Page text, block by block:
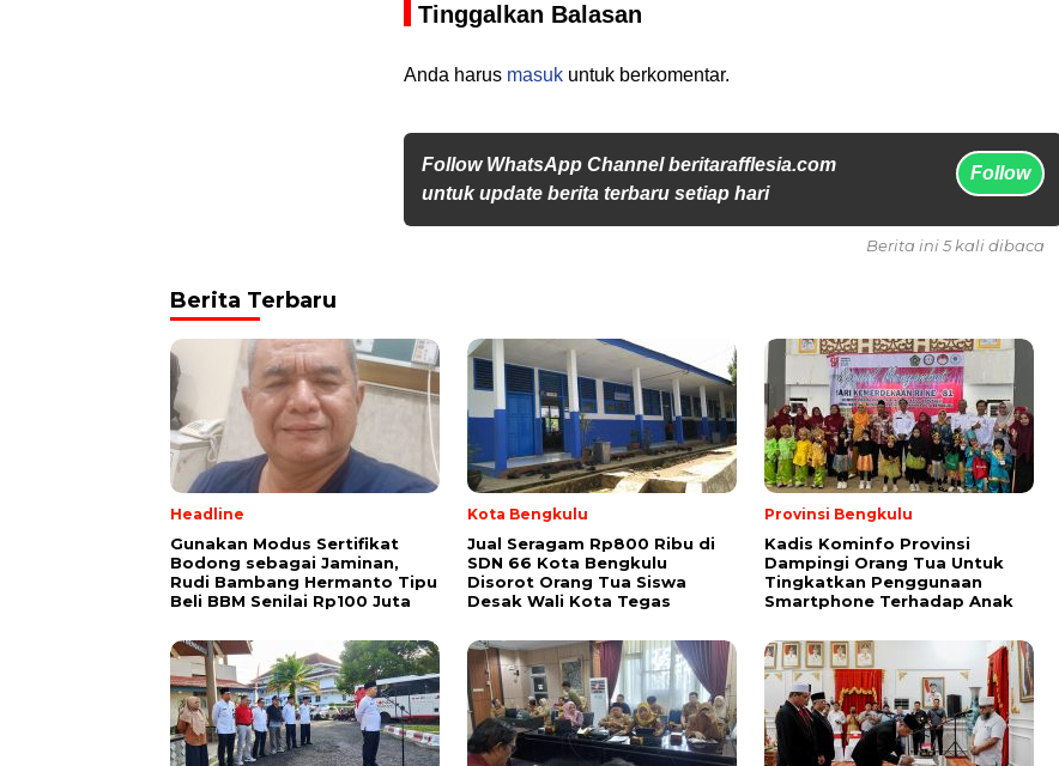
Tinggalkan Balasan
Anda harus masuk untuk berkomentar.
Follow WhatsApp Channel beritarafflesia.com
untuk update berita terbaru setiap hari
Follow
Berita ini 5 kali dibaca
Berita Terbaru
Headline
Gunakan Modus Sertifikat
Bodong sebagai Jaminan,
Rudi Bambang Hermanto Tipu
Beli BBM Senilai Rp100 Juta
Kota Bengkulu
Jual Seragam Rp800 Ribu di
SDN 66 Kota Bengkulu
Disorot Orang Tua Siswa
Desak Wali Kota Tegas
Provinsi Bengkulu
Kadis Kominfo Provinsi
Dampingi Orang Tua Untuk
Tingkatkan Penggunaan
Smartphone Terhadap Anak